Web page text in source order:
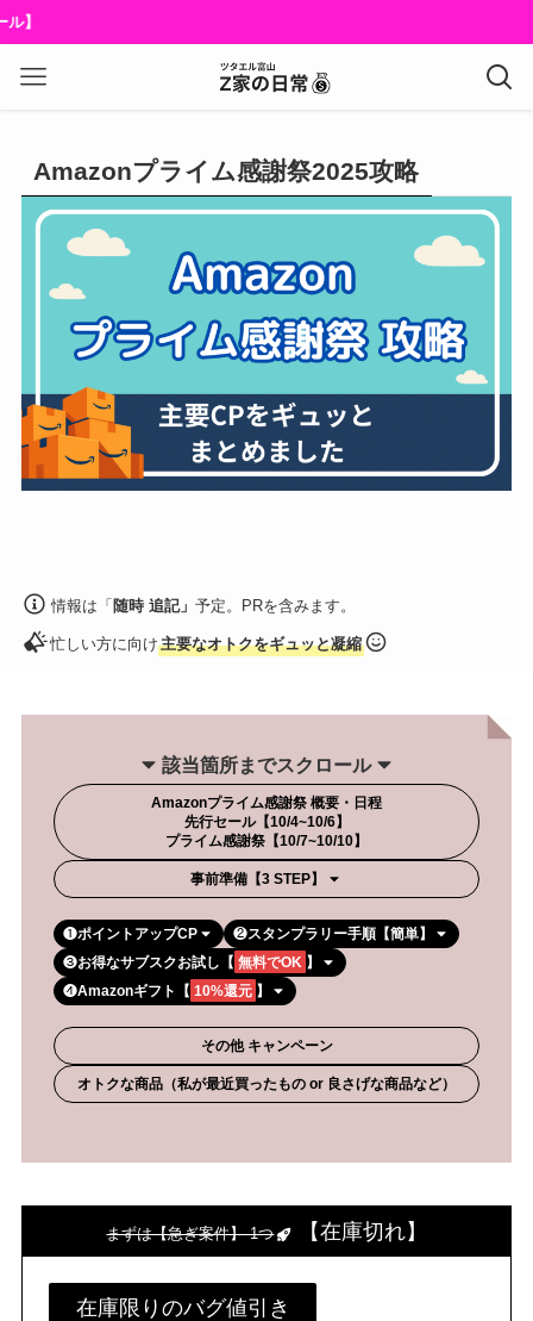
Amazonプライム感謝祭2025攻略
情報は「 随時 追記」予定。PRを含みます。
忙しい方に向け主要なオトクをギュッと凝縮
該当箇所までスクロール
Amazonプライム感謝祭 概要・日程
先行セール【10/4~10/6】
プライム感謝祭【10/7~10/10】
事前準備【3 STEP】
❶ポイントアップCP ❷スタンプラリー手順【簡単】
❸お得なサブスクお試し【 無料でOK 】
❹Amazonギフト【 10%還元 】
その他 キャンペーン
オトクな商品（私が最近買ったもの or 良さげな商品など）
まずは【急ぎ案件】 1つ 【在庫切れ】
在庫限りのバグ値引き